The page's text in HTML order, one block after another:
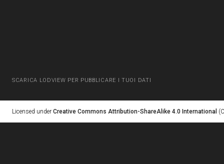
SCARICA LODVIEW PER PUBBLICARE I TUOI DATI
Licensed under Creative Commons Attribution-ShareAlike 4.0 International